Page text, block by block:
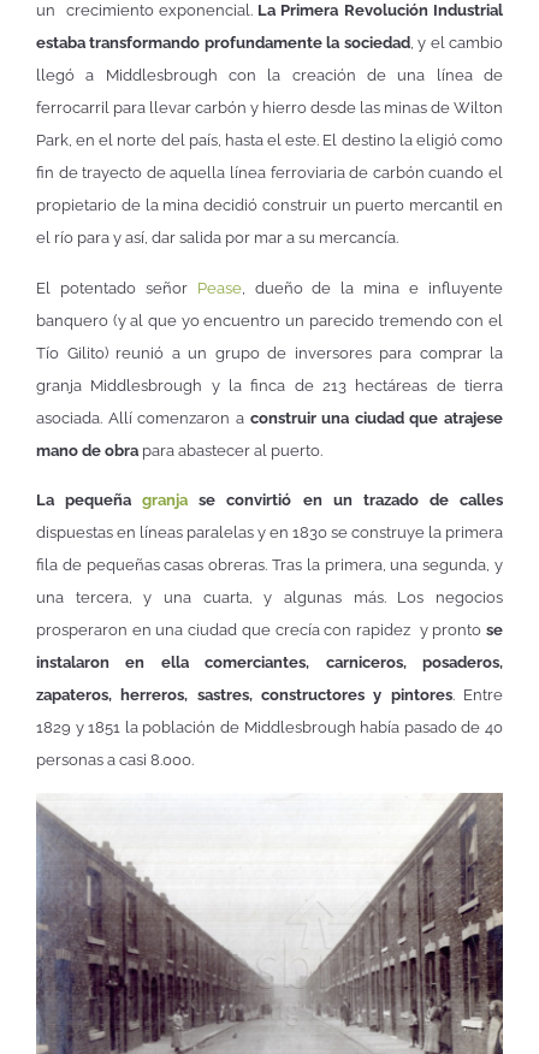
un crecimiento exponencial. La Primera Revolución Industrial
estaba transformando profundamente la sociedad, y el cambio
llegó a Middlesbrough con la creación de una línea de
ferrocarril para llevar carbón y hierro desde las minas de Wilton
Park, en el norte del país, hasta el este. El destino la eligió como
fin de trayecto de aquella línea ferroviaria de carbón cuando el
propietario de la mina decidió construir un puerto mercantil en
el río para y así, dar salida por mar a su mercancía.
El potentado señor Pease, dueño de la mina e influyente
banquero (y al que yo encuentro un parecido tremendo con el
Tío Gilito) reunió a un grupo de inversores para comprar la
granja Middlesbrough y la finca de 213 hectáreas de tierra
asociada. Allí comenzaron a construir una ciudad que atrajese
mano de obra para abastecer al puerto.
La pequeñagranja se convirtió en un trazado de calles
dispuestas en líneas paralelas y en 1830 se construye la primera
fila de pequeñas casas obreras. Tras la primera, una segunda, y
una tercera, y una cuarta, y algunas más. Los negocios
prosperaron en una ciudad que crecía con rapidez y pronto se
instalaron en ella comerciantes, carniceros, posaderos,
zapateros, herreros, sastres, constructores y pintores. Entre
1829 y 1851 la población de Middlesbrough había pasado de 40
personas a casi 8.000.